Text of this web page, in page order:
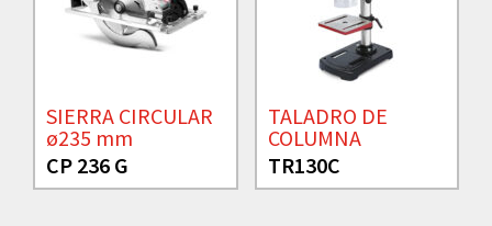
SIERRA CIRCULAR
ø235 mm
CP 236 G
TALADRO DE
COLUMNA
TR130C